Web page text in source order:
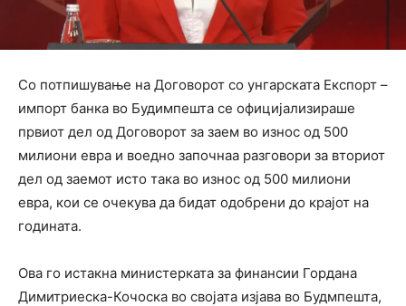
Со потпишување на Договорот со унгарската Експорт –
импорт банка во Будимпешта се официјализираше
првиот дел од Договорот за заем во износ од 500
милиони евра и воедно започнаа разговори за вториот
дел од заемот исто така во износ од 500 милиони
евра, кои се очекува да бидат одобрени до крајот на
годината.
Ова го истакна министерката за финансии Гордана
Димитриеска-Кочоска во својата изјава во Будмпешта,